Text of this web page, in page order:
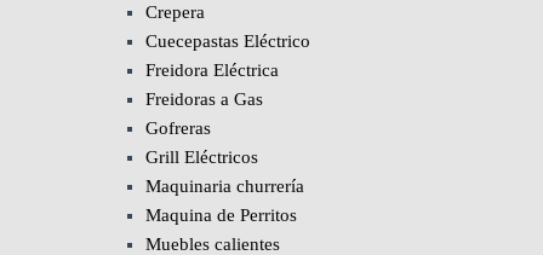
Crepera
Cuecepastas Eléctrico
Freidora Eléctrica
Freidoras a Gas
Gofreras
Grill Eléctricos
Maquinaria churrería
Maquina de Perritos
Muebles calientes